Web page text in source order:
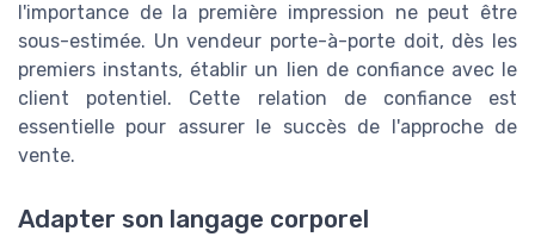
l'importance de la première impression ne peut être
sous-estimée. Un vendeur porte-à-porte doit, dès les
premiers instants, établir un lien de confiance avec le
client potentiel. Cette relation de confiance est
essentielle pour assurer le succès de l'approche de
vente.
Adapter son langage corporel